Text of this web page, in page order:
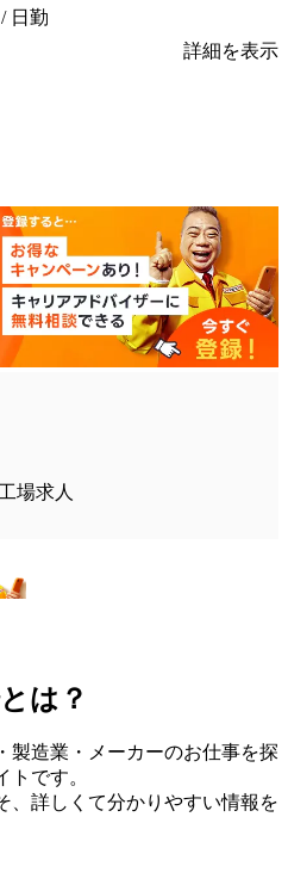
日勤
詳細を表示
場求人
は？
製造業・メーカーのお仕事を探
トです。
、詳しくて分かりやすい情報を